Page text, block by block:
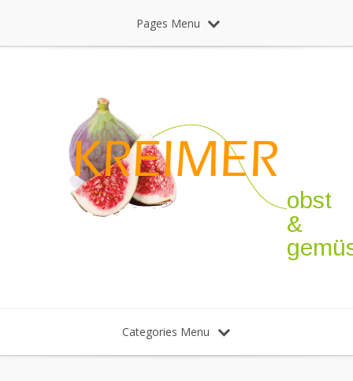
Pages Menu
obst
&
Categories Menu